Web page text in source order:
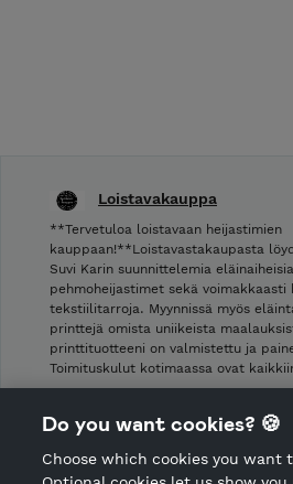
Loistavakauppa
**Tervetuloa loistavaan heijastimien
kauppaan!**Loistavastakaupasta
Suvi Karin suunnittelemia
pehmoheijastimet sekä voimakkaasti
tekstiilitarroja. Myynnissä myös
printtejä omista uniikeista
printtituotteeni on valmistettu ja
Toimituskulut kotimaassa ovat
Shop privacy policy
CANCEL ORDER
Do you want cookies? 🍪
Choose which cookies you want